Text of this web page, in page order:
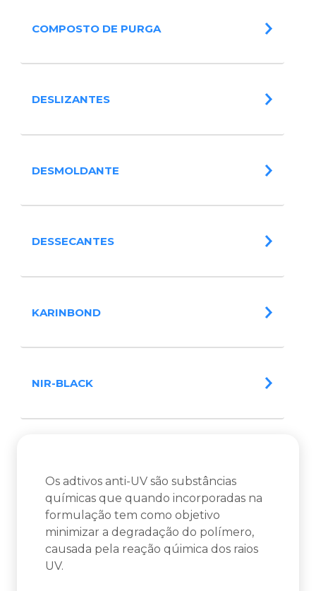
COMPOSTO DE PURGA
DESLIZANTES
DESMOLDANTE
DESSECANTES
KARINBOND
NIR-BLACK
Os adtivos anti-UV são substâncias
químicas que quando incorporadas na
formulação tem como objetivo
minimizar a degradação do polímero,
causada pela reação qúimica dos raios
UV.